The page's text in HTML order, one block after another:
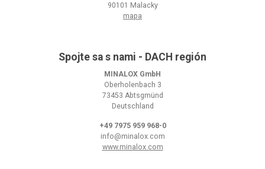
90101 Malacky
mapa
Spojte sa s nami - DACH región
MINALOX GmbH
Oberholenbach 3
73453 Abtsgmünd
Deutschland
+49 7975 959 968-0
info@minalox.com
www.minalox.com